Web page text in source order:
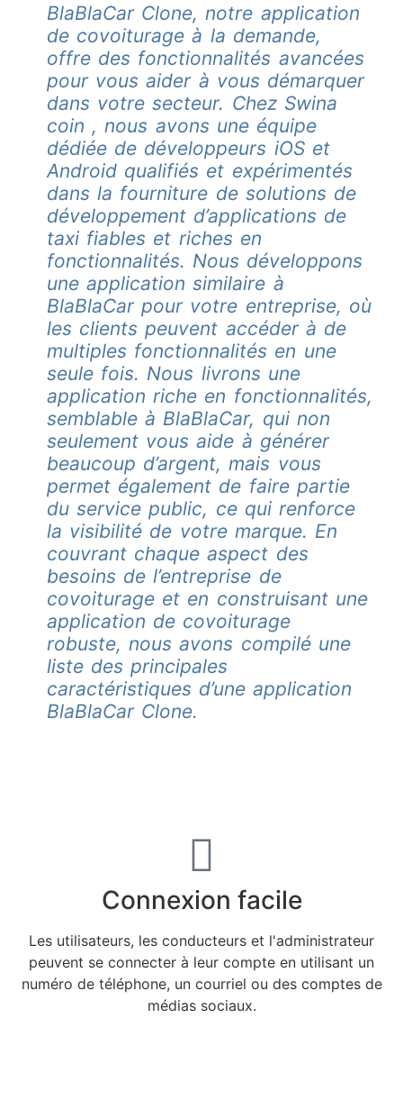
BlaBlaCar Clone, notre application
de covoiturage à la demande,
offre des fonctionnalités avancées
pour vous aider à vous démarquer
dans votre secteur. Chez Swina
coin , nous avons une équipe
dédiée de développeurs iOS et
Android qualifiés et expérimentés
dans la fourniture de solutions de
développement d’applications de
taxi fiables et riches en
fonctionnalités. Nous développons
une application similaire à
BlaBlaCar pour votre entreprise, où
les clients peuvent accéder à de
multiples fonctionnalités en une
seule fois. Nous livrons une
application riche en fonctionnalités,
semblable à BlaBlaCar, qui non
seulement vous aide à générer
beaucoup d’argent, mais vous
permet également de faire partie
du service public, ce qui renforce
la visibilité de votre marque. En
couvrant chaque aspect des
besoins de l’entreprise de
covoiturage et en construisant une
application de covoiturage
robuste, nous avons compilé une
liste des principales
caractéristiques d’une application
BlaBlaCar Clone.
Connexion facile
Les utilisateurs, les conducteurs et l'administrateur
peuvent se connecter à leur compte en utilisant un
numéro de téléphone, un courriel ou des comptes de
médias sociaux.